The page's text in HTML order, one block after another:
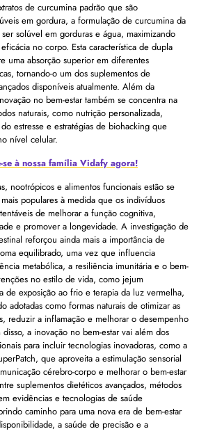
de curcumina padrão que são
em gordura, a formulação de curcumina da
solúvel em gorduras e água, maximizando
no corpo. Esta característica de dupla
uma absorção superior em diferentes
tornando-o um dos suplementos de
disponíveis atualmente. Além da
no bem-estar também se concentra na
naturais, como nutrição personalizada,
estresse e estratégias de biohacking que
nível celular.
se à nossa família Vidafy agora!
nootrópicos e alimentos funcionais estão se
populares à medida que os indivíduos
​​de melhorar a função cognitiva,
e promover a longevidade. A investigação de
reforçou ainda mais a importância de
equilibrado, uma vez que influencia
metabólica, a resiliência imunitária e o bem-
no estilo de vida, como jejum
de exposição ao frio e terapia da luz vermelha,
adotadas como formas naturais de otimizar as
reduzir a inflamação e melhorar o desempenho
a inovação no bem-estar vai além dos
para incluir tecnologias inovadoras, como a
que aproveita a estimulação sensorial
cérebro-corpo e melhorar o bem-estar
suplementos dietéticos avançados, métodos
evidências e tecnologias de saúde
caminho para uma nova era de bem-estar
a saúde de precisão e a